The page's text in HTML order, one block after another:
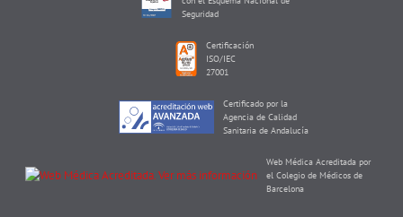
Seguridad
Certificación
ISO/IEC
27001
Certificado por la
Agencia de Calidad
Sanitaria de Andalucía
Web Médica Acreditada por
el Colegio de Médicos de
Barcelona